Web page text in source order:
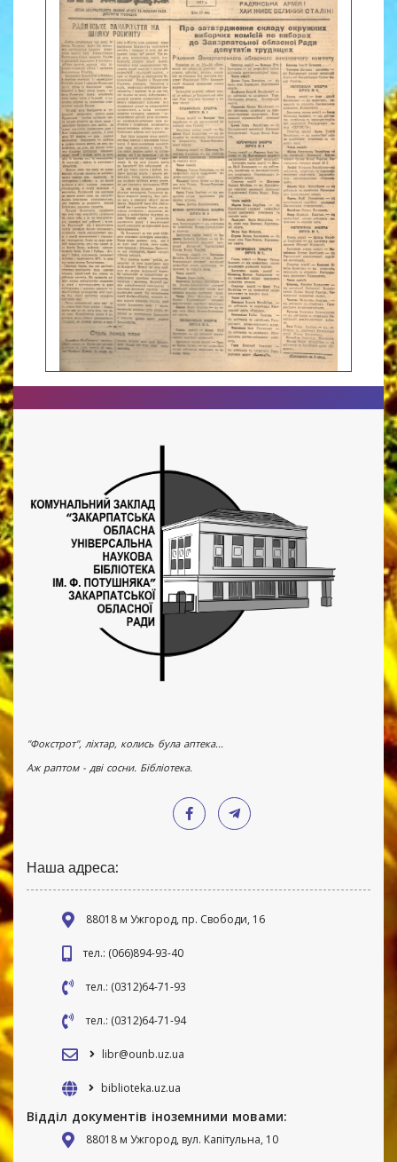
"Фокстрот", ліхтар, колись була аптека...
Аж раптом - дві сосни. Бібліотека.
Наша адреса:
88018 м Ужгород, пр. Свободи, 16
тел.: (066)894-93-40
тел.: (0312)64-71-93
тел.: (0312)64-71-94
libr@ounb.uz.ua
biblioteka.uz.ua
Відділ документів іноземними мовами:
88018 м Ужгород, вул. Капітульна, 10